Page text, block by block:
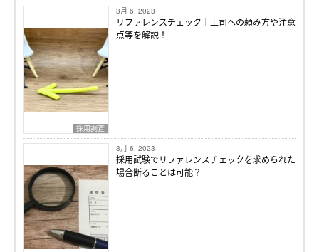
採用調査
3月 6, 2023
リファレンスチェック｜上司への頼み方や注意
点等を解説！
3月 6, 2023
採用試験でリファレンスチェックを求められた
場合断ることは可能？